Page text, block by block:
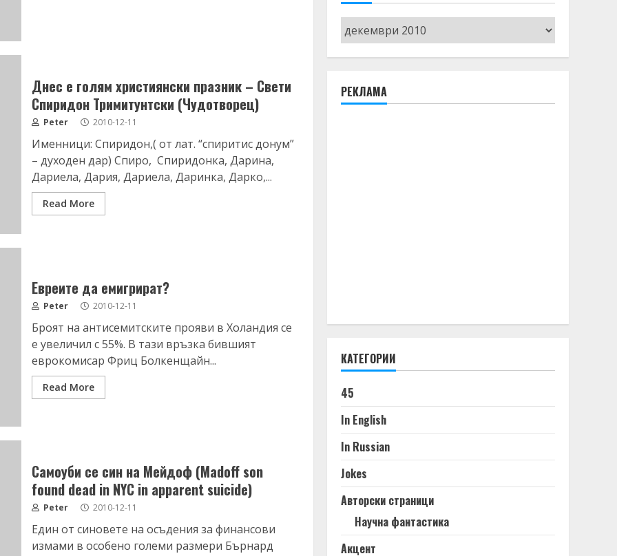
Днес е голям християнски празник – Свети
Спиридон Тримитунтски (Чудотворец)
Peter 2010-12-11
Именници: Спиридон,( от лат. “спиритис донум”
– духоден дар) Спиро, Спиридонка, Дарина,
Дариела, Дария, Дариела, Даринка, Дарко,...
Read More
Евреите да емигрират?
Peter 2010-12-11
Броят на антисемитските прояви в Холандия се
е увеличил с 55%. В тази връзка бившият
еврокомисар Фриц Болкенщайн...
Read More
Самоуби се син на Мейдоф (Madoff son
found dead in NYC in apparent suicide)
Peter 2010-12-11
Един от синовете на осъдения за финансови
измами в особено големи размери Бърнард
Архив
РЕКЛАМА
КАТЕГОРИИ
45
In English
In Russian
Jokes
Авторски страници
Научна фантастика
Акцент